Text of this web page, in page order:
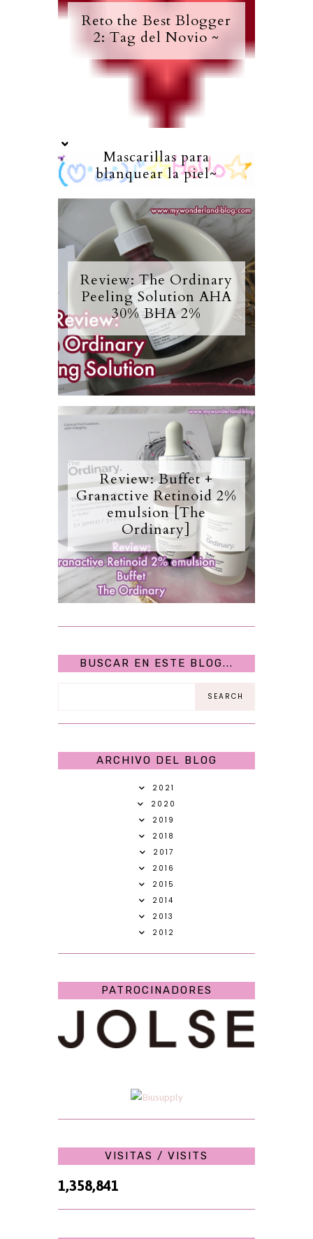
Reto the Best Blogger
2: Tag del Novio ~
Mascarillas para
blanquear la piel~
Review: The Ordinary
Peeling Solution AHA
30% BHA 2%
Review: Buffet +
Granactive Retinoid 2%
emulsion [The
Ordinary]
BUSCAR EN ESTE BLOG...
ARCHIVO DEL BLOG
2021
2020
2019
2018
2017
2016
2015
2014
2013
2012
PATROCINADORES
VISITAS / VISITS
1,358,841